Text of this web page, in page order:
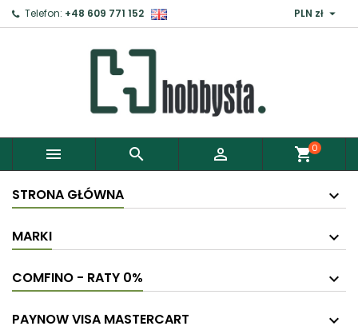
Telefon: +48 609 771 152 PLN zł 
   shopping_cart0
STRONA GŁÓWNA
MARKI
COMFINO - RATY 0%
PAYNOW VISA MASTERCART
Zaloguj ×
Aby zapisać produkty do Schowka, musisz się
Anuluj Zaloguj